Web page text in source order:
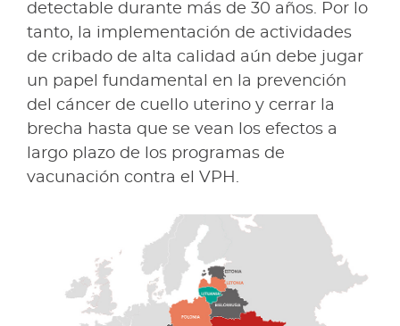
detectable durante más de 30 años. Por lo
tanto, la implementación de actividades
de cribado de alta calidad aún debe jugar
un papel fundamental en la prevención
del cáncer de cuello uterino y cerrar la
brecha hasta que se vean los efectos a
largo plazo de los programas de
vacunación contra el VPH.